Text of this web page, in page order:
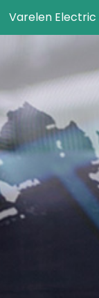
Varelen Electric